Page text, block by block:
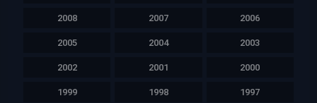
2008 2007 2006
2005 2004 2003
2002 2001 2000
1999 1998 1997